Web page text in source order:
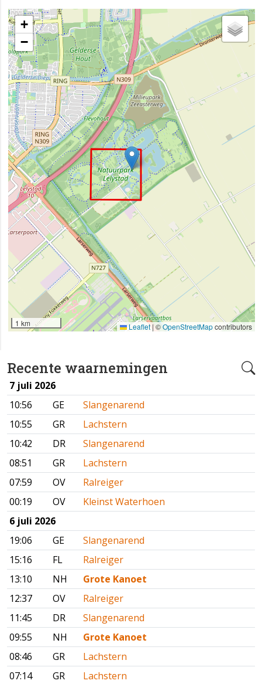
Recente waarnemingen
7 juli 2026
10:56
GE
Slangenarend
10:55
GR
Lachstern
10:42
DR
Slangenarend
08:51
GR
Lachstern
07:59
OV
Ralreiger
00:19
OV
Kleinst Waterhoen
6 juli 2026
19:06
GE
Slangenarend
15:16
FL
Ralreiger
13:10
NH
Grote Kanoet
12:37
OV
Ralreiger
11:45
DR
Slangenarend
09:55
NH
Grote Kanoet
08:46
GR
Lachstern
07:14
GR
Lachstern
+
−
1 km Leaflet | ©OpenStreetMapcontributors